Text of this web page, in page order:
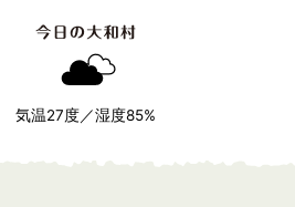
気温27度／湿度85%